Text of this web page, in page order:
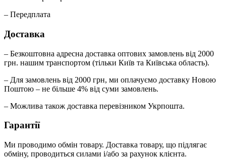
– Передплата
Доставка
– Безкоштовна адресна доставка оптових замовлень від 2000
грн. нашим транспортом (тільки Київ та Київська область).
– Для замовлень від 2000 грн, ми оплачуємо доставку Новою
Поштою – не більше 4% від суми замовлень.
– Можлива також доставка перевізником Укрпошта.
Гарантії
Ми проводимо обмін товару. Доставка товару, що підлягає
обміну, проводиться силами і/або за рахунок клієнта.